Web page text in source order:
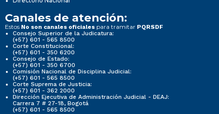
Canales de atención:
Estos No son canales oficiales para tramitar PQRSDF
Consejo Superior de la Judicatura:
(+57) 601 - 565 8500
Corte Constitucional:
(+57) 601 - 350 6200
Consejo de Estado:
(+57) 601 - 350 6700
Comisión Nacional de Disciplina Judicial:
(+57) 601 - 565 8500
Corte Suprema de Justicia:
(+57) 601 - 362 2000
Dirección Ejecutiva de Administración Judicial - DEAJ:
Carrera 7 # 27-18, Bogotá
(+57) 601 - 565 8500